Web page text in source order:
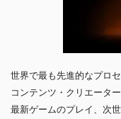
世界で最も先進的なプロ
コンテンツ・クリエータ
最新ゲームのプレイ、次